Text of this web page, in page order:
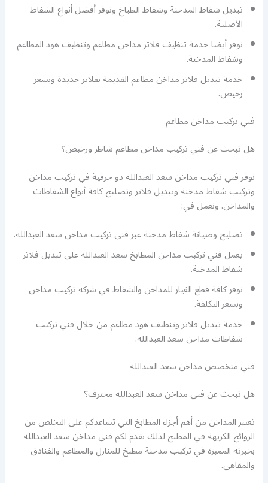
تبديل شفاط المدخنة وشفاط الطباخ ونوفر أفضل أنواع الشفاط
الأصلية.
نوفر أيضا خدمة تنظيف فلاتر مداخن مطاعم وتنظيف هود المطاعم
وشفاط المدخنة.
خدمة تبديل فلاتر مداخن مطاعم القديمة بفلاتر جديدة وبسعر
رخيص.
فني تركيب مداخن مطاعم
هل تبحث عن فني تركيب مداخن مطاعم شاطر ورخيص؟
نوفر فني تركيب مداخن سعد العبدالله ذو حرفية في تركيب مداخن
وتركيب شفاط مدخنة وتبديل فلاتر وتصليح كافة أنواع الشفاطات
والمداخن. ونعمل في:
تصليح وصيانة شفاط مدخنة عبر فني تركيب مداخن سعد العبدالله.
يعمل فني تركيب مداخن المطابخ سعد العبدالله على تبديل فلاتر
شفاط المدخنة.
نوفر كافة قطع الغيار للمداخن والشفاط في شركة تركيب مداخن
وبسعر التكلفة.
خدمة تبديل فلاتر وتنظيف هود مطاعم من خلال فني تركيب
شفاطات مداخن سعد العبدالله.
فني متخصص مداخن سعد العبدالله
هل تبحث عن فني مداخن سعد العبدالله محترف؟
تعتبر المداخن من أهم أجزاء المطابخ التي تساعدكم على التخلص من
الروائح الكريهة في المطبخ لذلك نقدم لكم فني مداخن سعد العبدالله
بخبرته المميزة في تركيب مدخنة مطبخ للمنازل والمطاعم والفنادق
والمقاهي.